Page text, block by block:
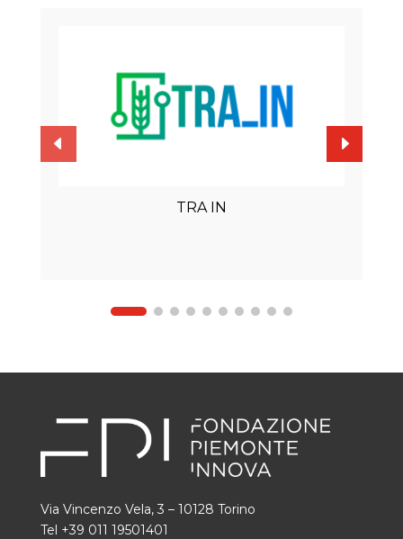
TRA IN
Via Vincenzo Vela, 3 – 10128 Torino
Tel +39 011 19501401